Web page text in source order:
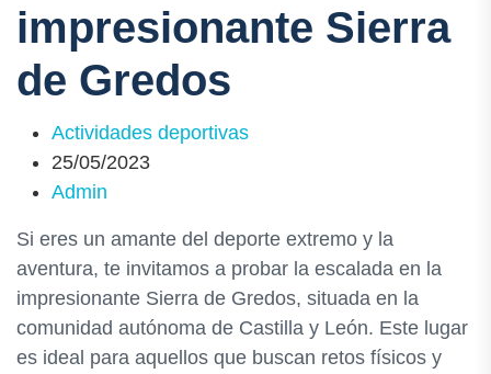
impresionante Sierra
de Gredos
Actividades deportivas
25/05/2023
Admin
Si eres un amante del deporte extremo y la
aventura, te invitamos a probar la escalada en la
impresionante Sierra de Gredos, situada en la
comunidad autónoma de Castilla y León. Este lugar
es ideal para aquellos que buscan retos físicos y